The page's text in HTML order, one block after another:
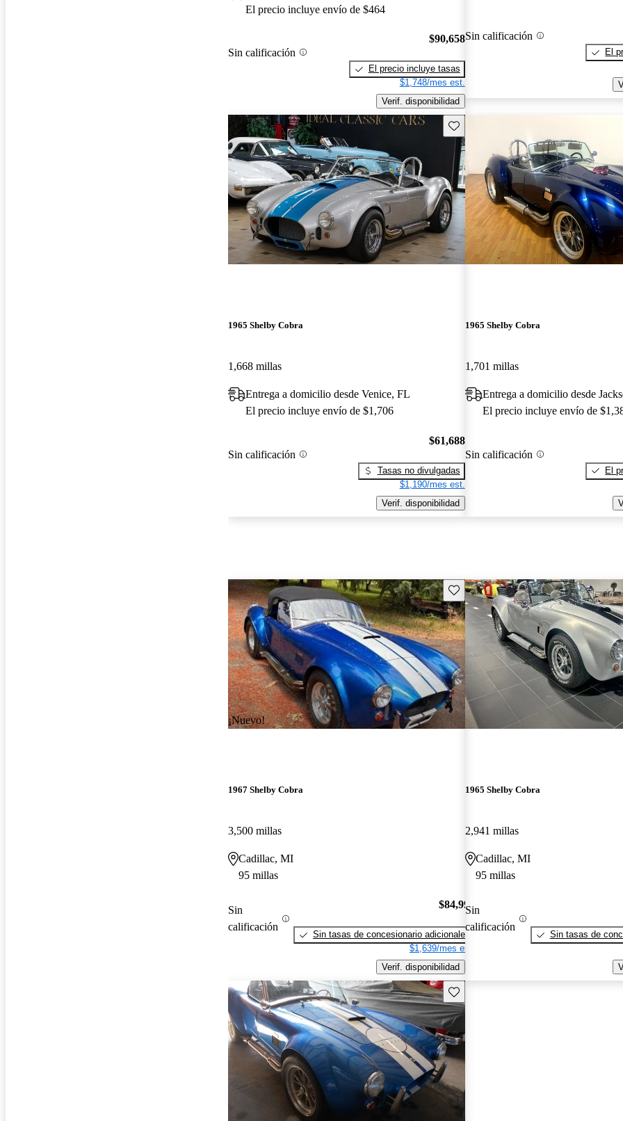
El precio incluye envío de $464
Sin calificación
$90,658
El precio incluye tasas
$1,748/mes est.
Verif. disponibilidad
Sin calificación
El
Guarda este Aviso
1965 Shelby Cobra
1,668 millas
Entrega a domicilio desde Venice, FL
El precio incluye envío de $1,706
Sin calificación
$61,688
Tasas no divulgadas
$1,190/mes est.
Verif. disponibilidad
1965 Shelby Cobra
1,701 millas
Entrega a domicilio desde
El precio incluye envío de
Sin calificación
El
¡Nuevo!
Guarda este Aviso
1967 Shelby Cobra
3,500 millas
Cadillac, MI
95 millas
Sin
calificación
$84,995
Sin tasas de concesionario adicionales
$1,639/mes est.
Verif. disponibilidad
1965 Shelby Cobra
2,941 millas
Cadillac, MI
95 millas
Sin
calificación
Sin tasas de
Guarda este Aviso